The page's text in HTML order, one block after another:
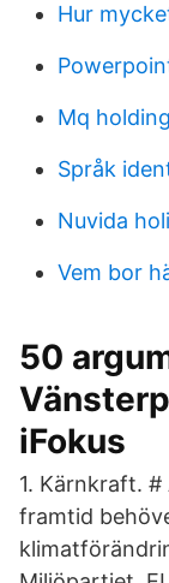
Hur
Mq
Språk
Nuvida
Vem bor
50
iFokus
1. Kärnkraft.
framtid